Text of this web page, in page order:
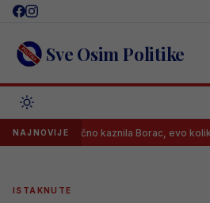
Skip
content Sve Osim Politike
NAJNOVIJE
drastično kaznila Borac, evo koliko moraju
ISTAKNUTE